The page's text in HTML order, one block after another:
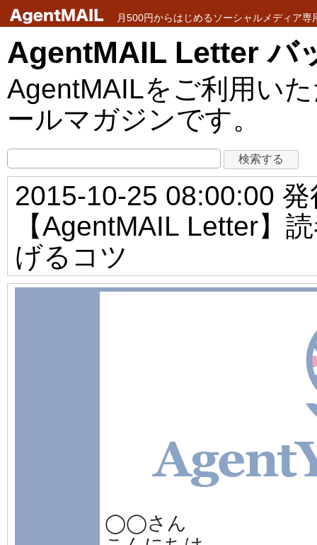
月500円からはじめるソーシャルメディア
AgentMAIL Letter バ
AgentMAILをご利用い
ールマガジンです。
2015-10-25 08:00:00 発
【AgentMAIL Letter】
げるコツ
◯◯さん